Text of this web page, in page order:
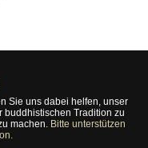
Sie uns dabei helfen, unser
buddhistischen Tradition zu
machen. Bitte unterstützen